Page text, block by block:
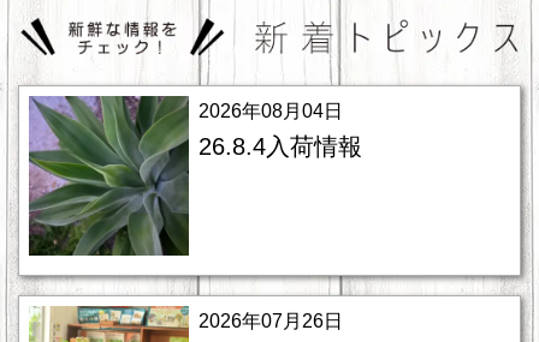
2026年08月04日
26.8.4入荷情報
2026年07月26日